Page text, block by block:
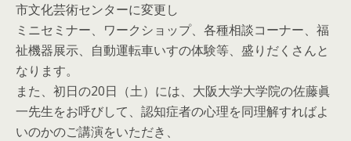
市文化芸術センターに変更し
ミニセミナー、ワークショップ、各種相談コーナー、福
祉機器展示、自動運転車いすの体験等、盛りだくさんと
なります。
また、初日の20日（土）には、大阪大学大学院の佐藤眞
一先生をお呼びして、認知症者の心理を同理解すればよ
いのかのご講演をいただき、